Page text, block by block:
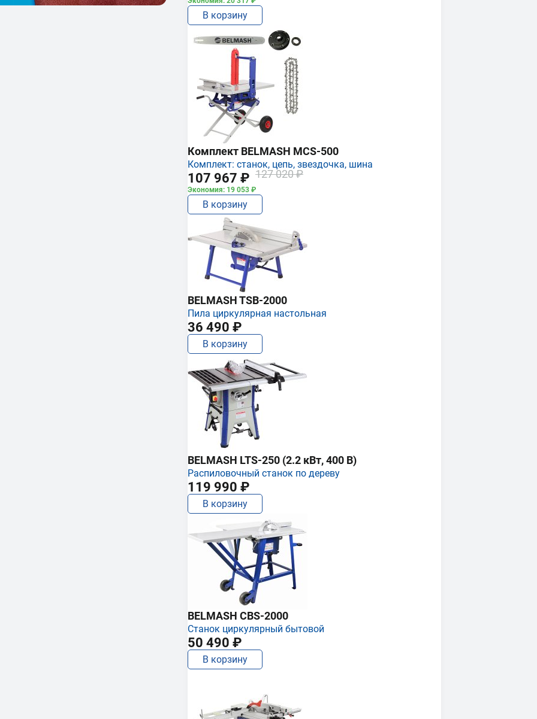
В корзину
Комплект BELMASH MCS-500
Комплект: станок, цепь, звездочка, шина
107 967 ₽ 127 020 ₽
Экономия: 19 053 ₽
В корзину
BELMASH TSB-2000
Пила циркулярная настольная
36 490 ₽
В корзину
BELMASH LTS-250 (2.2 кВт, 400 В)
Распиловочный станок по дереву
119 990 ₽
В корзину
BELMASH CBS-2000
Станок циркулярный бытовой
50 490 ₽
В корзину